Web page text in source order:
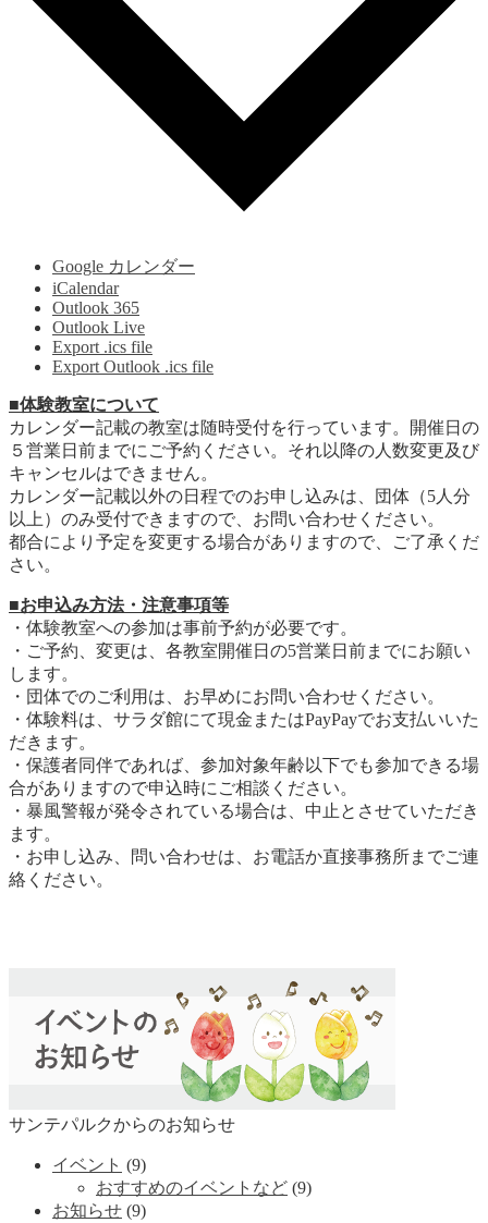
Google カレンダー
iCalendar
Outlook 365
Outlook Live
Export .ics file
Export Outlook .ics file
■体験教室について
カレンダー記載の教室は随時受付を行っています。開催日の
５営業日前までにご予約ください。それ以降の人数変更及び
キャンセルはできません。
カレンダー記載以外の日程でのお申し込みは、団体（5人分
以上）のみ受付できますので、お問い合わせください。
都合により予定を変更する場合がありますので、ご了承くだ
さい。
■お申込み方法・注意事項等
・体験教室への参加は事前予約が必要です。
・ご予約、変更は、各教室開催日の5営業日前までにお願い
します。
・団体でのご利用は、お早めにお問い合わせください。
・体験料は、サラダ館にて現金またはPayPayでお支払いいた
だきます。
・保護者同伴であれば、参加対象年齢以下でも参加できる場
合がありますので申込時にご相談ください。
・暴風警報が発令されている場合は、中止とさせていただき
ます。
・お申し込み、問い合わせは、お電話か直接事務所までご連
絡ください。
サンテパルクからのお知らせ
イベント (9)
おすすめのイベントなど (9)
お知らせ (9)